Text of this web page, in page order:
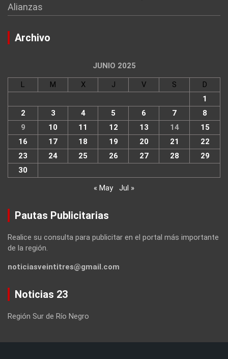
Alianzas
Archivo
JUNIO 2025
L M X J V S
D
1
2
3 4 5 6 7
8
9
10 11 12 13 14
15
16
17 18 19 20 21
22
23
24 25 26 27 28
29
30
« May
Jul »
Pautas Publicitarias
Realice su consulta para publicitar en el portal más importante
de la región.
noticiasveintitres@gmail.com
Noticias 23
Región Sur de Río Negro